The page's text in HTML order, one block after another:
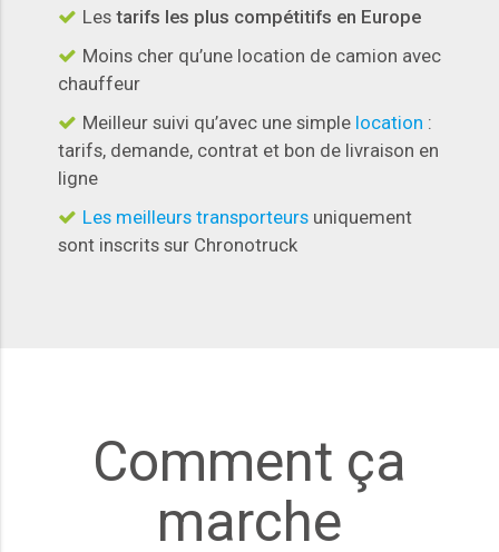
Les tarifs les plus compétitifs en Europe
Moins cher qu’une location de camion avec
chauffeur
Meilleur suivi qu’avec une simple location :
tarifs, demande, contrat et bon de livraison en
ligne
Les meilleurs transporteursuniquement
sont inscrits sur Chronotruck
Comment ça
marche